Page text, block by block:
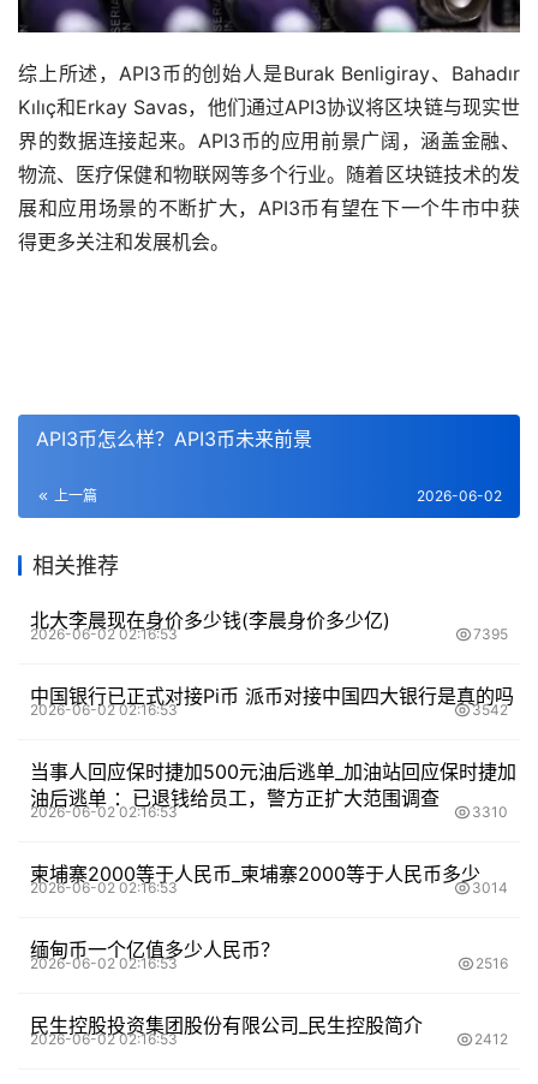
综上所述，API3币的创始人是Burak Benligiray、Bahadır
Kılıç和Erkay Savas，他们通过API3协议将区块链与现实世
界的数据连接起来。API3币的应用前景广阔，涵盖金融、
物流、医疗保健和物联网等多个行业。随着区块链技术的发
展和应用场景的不断扩大，API3币有望在下一个牛市中获
得更多关注和发展机会。
API3币怎么样？API3币未来前景
上一篇 2026-06-02
相关推荐
北大李晨现在身价多少钱(李晨身价多少亿)
2026-06-02 02:16:53 7395
中国银行已正式对接Pi币 派币对接中国四大银行是真的吗
2026-06-02 02:16:53 3542
当事人回应保时捷加500元油后逃单_加油站回应保时捷加
油后逃单 ：已退钱给员工，警方正扩大范围调查
2026-06-02 02:16:53 3310
柬埔寨2000等于人民币_柬埔寨2000等于人民币多少
2026-06-02 02:16:53 3014
缅甸币一个亿值多少人民币？
2026-06-02 02:16:53 2516
民生控股投资集团股份有限公司_民生控股简介
2026-06-02 02:16:53 2412